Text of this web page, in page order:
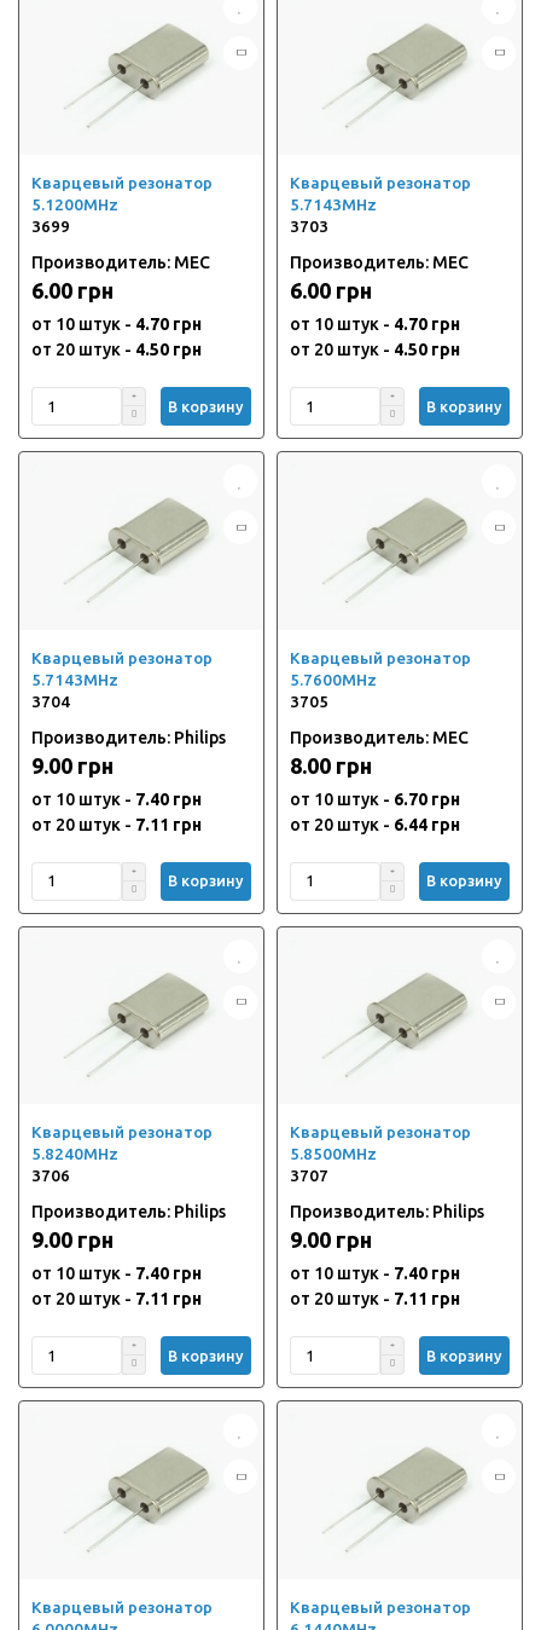
Кварцевый резонатор
5.1200MHz
3699
Производитель: MEC
6.00 грн
от 10 штук - 4.70 грн
от 20 штук - 4.50 грн
В корзину
Кварцевый резонатор
5.7143MHz
3703
Производитель: MEC
6.00 грн
от 10 штук - 4.70 грн
от 20 штук - 4.50 грн
В корзину
Кварцевый резонатор
5.7143MHz
3704
Производитель: Philips
9.00 грн
от 10 штук - 7.40 грн
от 20 штук - 7.11 грн
В корзину
Кварцевый резонатор
5.7600MHz
3705
Производитель: MEC
8.00 грн
от 10 штук - 6.70 грн
от 20 штук - 6.44 грн
В корзину
Кварцевый резонатор
5.8240MHz
3706
Производитель: Philips
9.00 грн
от 10 штук - 7.40 грн
от 20 штук - 7.11 грн
В корзину
Кварцевый резонатор
5.8500MHz
3707
Производитель: Philips
9.00 грн
от 10 штук - 7.40 грн
от 20 штук - 7.11 грн
В корзину
Кварцевый резонатор
Кварцевый резонатор